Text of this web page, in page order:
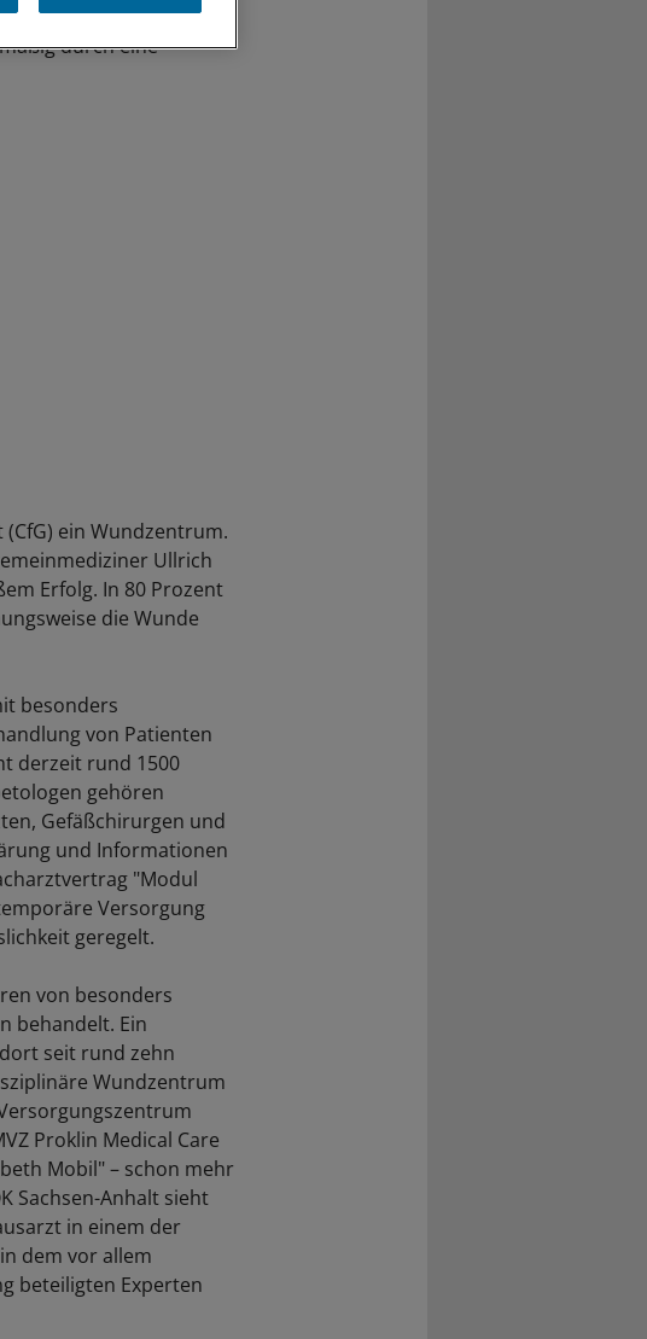
einem weiterem
durch eine
ein Wundzentrum.
Ullrich
Erfolg. In 80 Prozent
die Wunde
besonders
von Patienten
derzeit rund 1500
gehören
Gefäßchirurgen und
und Informationen
"Modul
Versorgung
geregelt.
von besonders
behandelt. Ein
seit rund zehn
Wundzentrum
Proklin Medical Care
Mobil" – schon mehr
Sachsen-Anhalt sieht
in einem der
dem vor allem
beteiligten Experten